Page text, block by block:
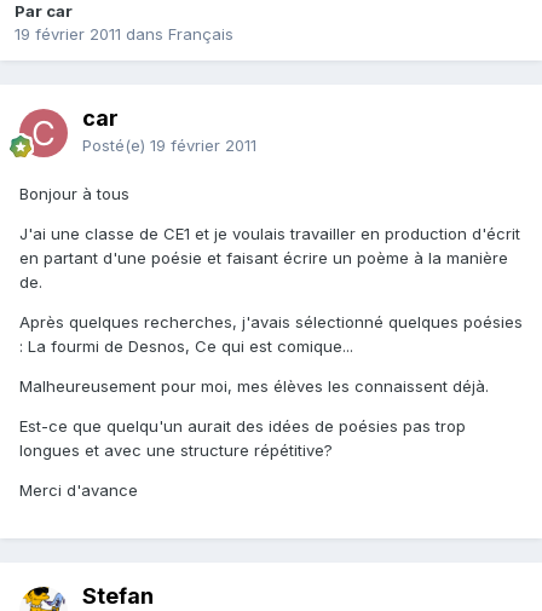
Par car
19 février 2011 dans Français
car
Posté(e) 19 février 2011
Bonjour à tous
J'ai une classe de CE1 et je voulais travailler en production d'écrit
en partant d'une poésie et faisant écrire un poème à la manière
de.
Après quelques recherches, j'avais sélectionné quelques poésies
: La fourmi de Desnos, Ce qui est comique...
Malheureusement pour moi, mes élèves les connaissent déjà.
Est-ce que quelqu'un aurait des idées de poésies pas trop
longues et avec une structure répétitive?
Merci d'avance
Stefan